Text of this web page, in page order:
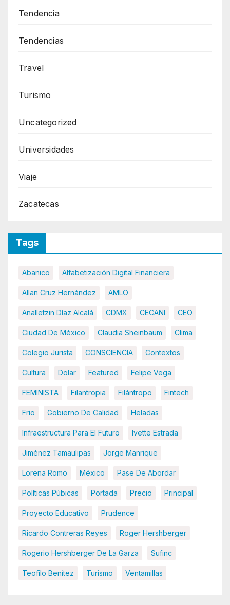
Tendencia
Tendencias
Travel
Turismo
Uncategorized
Universidades
Viaje
Zacatecas
Tags
Abanico Alfabetización Digital Financiera
Allan Cruz Hernández AMLO
Analletzin Díaz Alcalá CDMX CECANI CEO
Ciudad De México Claudia Sheinbaum Clima
Colegio Jurista CONSCIENCIA Contextos
Cultura Dolar Featured Felipe Vega
FEMINISTA Filantropia Filántropo Fintech
Frio Gobierno De Calidad Heladas
Infraestructura Para El Futuro Ivette Estrada
Jiménez Tamaulipas Jorge Manrique
Lorena Romo México Pase De Abordar
Políticas Púbicas Portada Precio Principal
Proyecto Educativo Prudence
Ricardo Contreras Reyes Roger Hershberger
Rogerio Hershberger De La Garza Sufinc
Teofilo Benítez Turismo Ventamillas